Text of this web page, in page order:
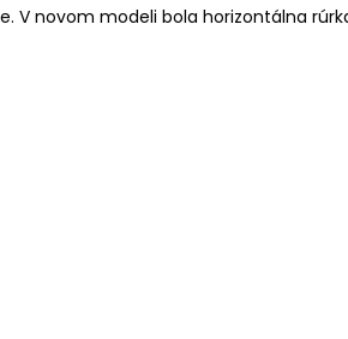
V novom modeli bola horizontálna